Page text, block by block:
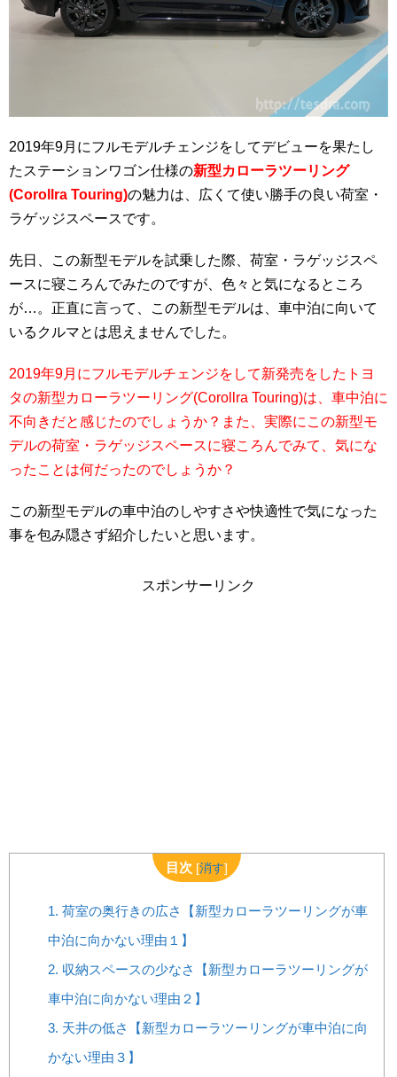
2019年9月にフルモデルチェンジをしてデビューを果たし
たステーションワゴン仕様の新型カローラツーリング
(Corollra Touring)の魅力は、広くて使い勝手の良い荷室・
ラゲッジスペースです。
先日、この新型モデルを試乗した際、荷室・ラゲッジスペ
ースに寝ころんでみたのですが、色々と気になるところ
が…。正直に言って、この新型モデルは、車中泊に向いて
いるクルマとは思えませんでした。
2019年9月にフルモデルチェンジをして新発売をしたトヨ
タの新型カローラツーリング(Corollra Touring)は、車中泊に
不向きだと感じたのでしょうか？また、実際にこの新型モ
デルの荷室・ラゲッジスペースに寝ころんでみて、気にな
ったことは何だったのでしょうか？
この新型モデルの車中泊のしやすさや快適性で気になった
事を包み隠さず紹介したいと思います。
スポンサーリンク
目次 [消す]
1. 荷室の奥行きの広さ【新型カローラツーリングが車
中泊に向かない理由１】
2. 収納スペースの少なさ【新型カローラツーリングが
車中泊に向かない理由２】
3. 天井の低さ【新型カローラツーリングが車中泊に向
かない理由３】